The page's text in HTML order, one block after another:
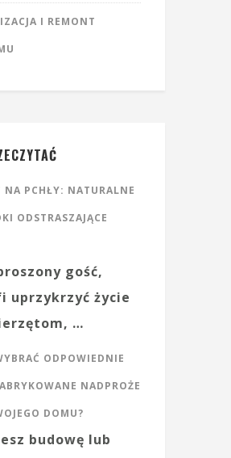
I REMONT
NA PCHŁY: NATURALNE
ODSTRASZAJĄCE
gość,
uprzykrzyć życie
…
ODPOWIEDNIE
NADPROŻE
DOMU?
budowę lub